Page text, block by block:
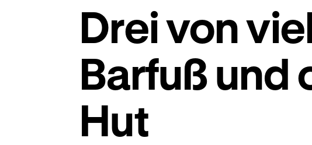
Drei von
Barfuß und
Hut